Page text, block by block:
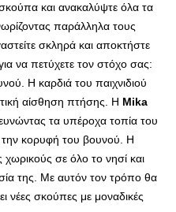
και ανακαλύψτε όλα τα
παράλληλα τους
σκληρά και αποκτήστε
να πετύχετε τον στόχο σας:
Η καρδιά του παιχνιδιού
αίσθηση πτήσης. Η Mika
τα υπέροχα τοπία του
την κορυφή του βουνού. Η
σε όλο το νησί και
της. Με αυτόν τον τρόπο θα
νέες σκούπες με μοναδικές